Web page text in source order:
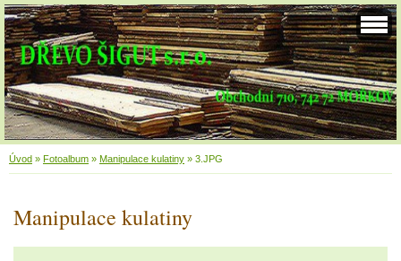
Úvod » Fotoalbum » Manipulace kulatiny » 3.JPG
Manipulace kulatiny